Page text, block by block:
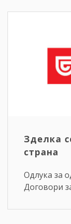
Зделка
страна
Одлука за
Договори